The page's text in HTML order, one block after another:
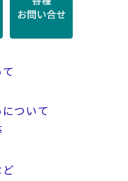
ついて